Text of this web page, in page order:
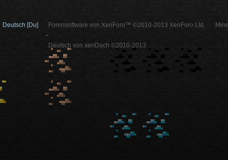
Deutsch [Du]
Forensoftware von XenForo™ ©2010-2013 XenForo Ltd.
-
Deutsch von xenDach ©2010-2013